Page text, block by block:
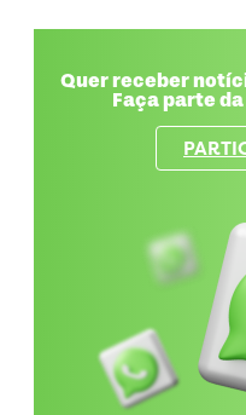
Quer receber
Faça parte